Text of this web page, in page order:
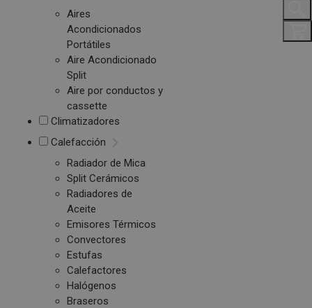
Aires
Acondicionados
Portátiles
Aire Acondicionado
Split
Aire por conductos y
cassette
Climatizadores
Calefacción
Radiador de Mica
Split Cerámicos
Radiadores de
Aceite
Emisores Térmicos
Convectores
Estufas
Calefactores
Halógenos
Braseros